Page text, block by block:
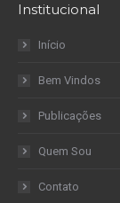
Institucional
Início
Bem Vindos
Publicações
Quem Sou
Contato